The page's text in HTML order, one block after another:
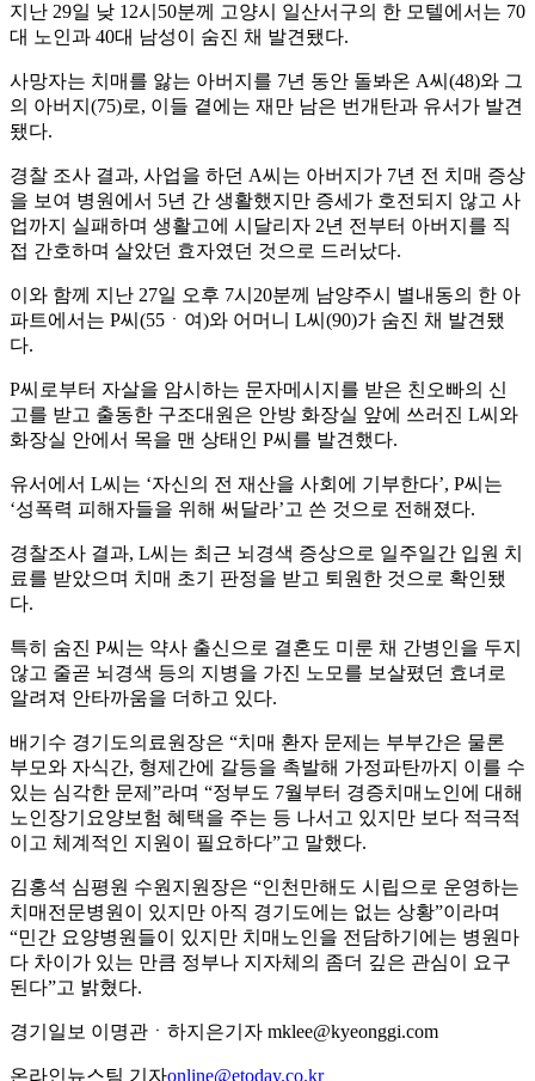
지난 29일 낮 12시50분께 고양시 일산서구의 한 모텔에서는 70
대 노인과 40대 남성이 숨진 채 발견됐다.
사망자는 치매를 앓는 아버지를 7년 동안 돌봐온 A씨(48)와 그
의 아버지(75)로, 이들 곁에는 재만 남은 번개탄과 유서가 발견
됐다.
경찰 조사 결과, 사업을 하던 A씨는 아버지가 7년 전 치매 증상
을 보여 병원에서 5년 간 생활했지만 증세가 호전되지 않고 사
업까지 실패하며 생활고에 시달리자 2년 전부터 아버지를 직
접 간호하며 살았던 효자였던 것으로 드러났다.
이와 함께 지난 27일 오후 7시20분께 남양주시 별내동의 한 아
파트에서는 P씨(55ㆍ여)와 어머니 L씨(90)가 숨진 채 발견됐
다.
P씨로부터 자살을 암시하는 문자메시지를 받은 친오빠의 신
고를 받고 출동한 구조대원은 안방 화장실 앞에 쓰러진 L씨와
화장실 안에서 목을 맨 상태인 P씨를 발견했다.
유서에서 L씨는 ‘자신의 전 재산을 사회에 기부한다’, P씨는
‘성폭력 피해자들을 위해 써달라’고 쓴 것으로 전해졌다.
경찰조사 결과, L씨는 최근 뇌경색 증상으로 일주일간 입원 치
료를 받았으며 치매 초기 판정을 받고 퇴원한 것으로 확인됐
다.
특히 숨진 P씨는 약사 출신으로 결혼도 미룬 채 간병인을 두지
않고 줄곧 뇌경색 등의 지병을 가진 노모를 보살폈던 효녀로
알려져 안타까움을 더하고 있다.
배기수 경기도의료원장은 “치매 환자 문제는 부부간은 물론
부모와 자식간, 형제간에 갈등을 촉발해 가정파탄까지 이를 수
있는 심각한 문제”라며 “정부도 7월부터 경증치매노인에 대해
노인장기요양보험 혜택을 주는 등 나서고 있지만 보다 적극적
이고 체계적인 지원이 필요하다”고 말했다.
김홍석 심평원 수원지원장은 “인천만해도 시립으로 운영하는
치매전문병원이 있지만 아직 경기도에는 없는 상황”이라며
“민간 요양병원들이 있지만 치매노인을 전담하기에는 병원마
다 차이가 있는 만큼 정부나 지자체의 좀더 깊은 관심이 요구
된다”고 밝혔다.
경기일보 이명관ㆍ하지은기자 mklee@kyeonggi.com
온라인뉴스팀 기자online@etoday.co.kr